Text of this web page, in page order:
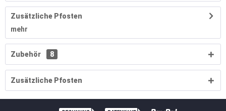
Zusätzliche Pfosten
mehr
Zubehör 8
Zusätzliche Pfosten